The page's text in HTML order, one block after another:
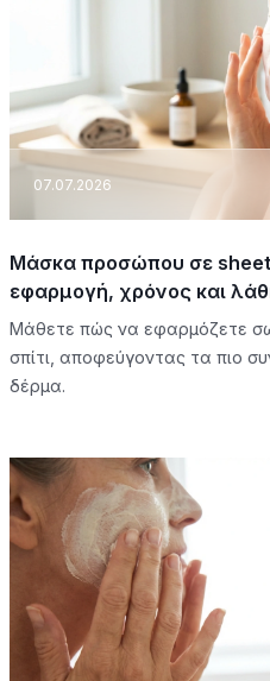
07.07.2026
Μάσκα προσώπου σε sheet
εφαρμογή, χρόνος και
Μάθετε πώς να εφαρμόζετε
σπίτι, αποφεύγοντας τα πιο
δέρμα.